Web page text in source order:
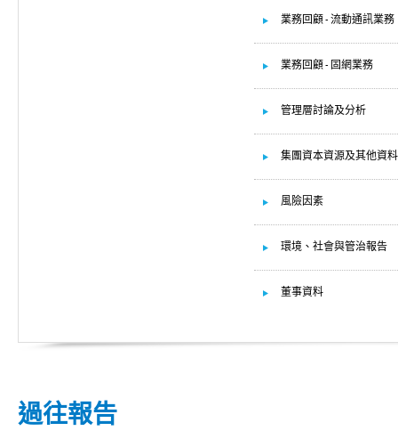
業務回顧 - 流動通訊業務
業務回顧 - 固網業務
管理層討論及分析
集團資本資源及其他資料
風險因素
環境、社會與管治報告
董事資料
過往報告